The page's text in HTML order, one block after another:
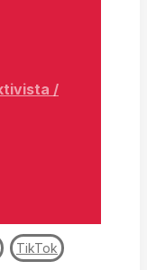
/
TikTok